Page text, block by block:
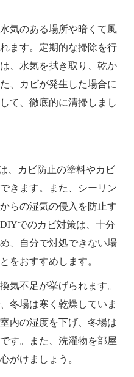
気のある場所や暗くて風
ます。定期的な掃除を行
、水気を拭き取り、乾か
、カビが発生した場合に
て、徹底的に清掃しまし
、カビ防止の塗料やカビ
きます。また、シーリン
らの湿気の侵入を防止す
でのカビ対策は、十分
、自分で対処できない場
をおすすめします。
気不足が挙げられます。
冬場は寒く乾燥していま
内の湿度を下げ、冬場は
す。また、洗濯物を部屋
がけましょう。